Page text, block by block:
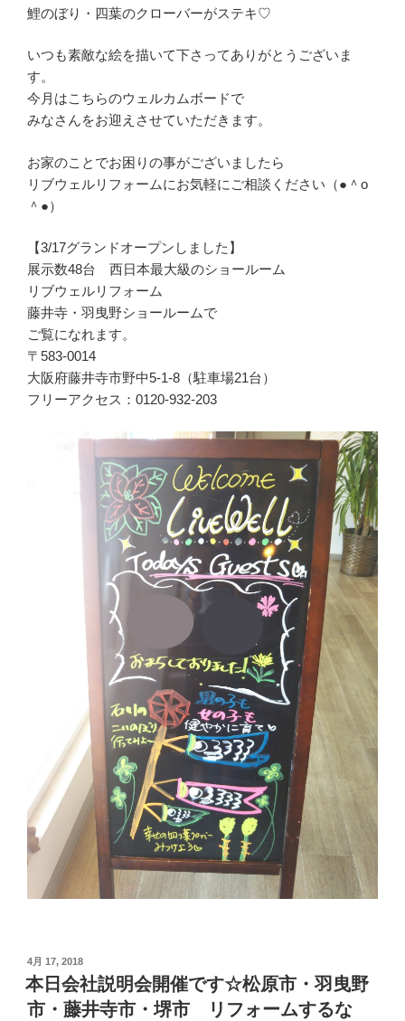
鯉のぼり・四葉のクローバーがステキ♡
いつも素敵な絵を描いて下さってありがとうございま
す。
今月はこちらのウェルカムボードで
みなさんをお迎えさせていただきます。
お家のことでお困りの事がございましたら
リブウェルリフォームにお気軽にご相談ください（●＾o
＾●）
【3/17グランドオープンしました】
展示数48台 西日本最大級のショールーム
リブウェルリフォーム
藤井寺・羽曳野ショールームで
ご覧になれます。
〒583-0014
大阪府藤井寺市野中5-1-8（駐車場21台）
フリーアクセス：0120-932-203
投
稿
日:
4月 17, 2018
本日会社説明会開催です☆松原市・羽曳野
市・藤井寺市・堺市 リフォームするな